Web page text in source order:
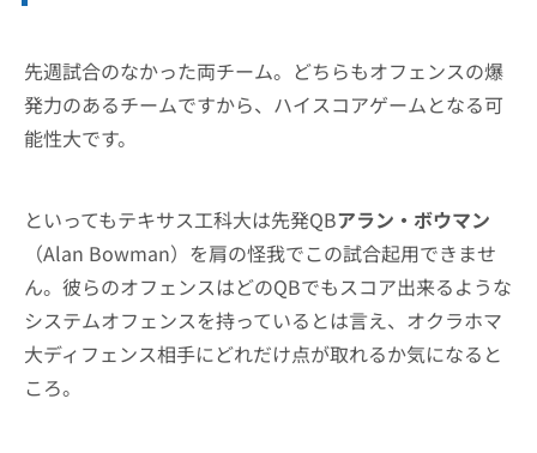
先週試合のなかった両チーム。どちらもオフェンスの爆
発力のあるチームですから、ハイスコアゲームとなる可
能性大です。
といってもテキサス工科大は先発QBアラン・ボウマン
（Alan Bowman）を肩の怪我でこの試合起用できませ
ん。彼らのオフェンスはどのQBでもスコア出来るような
システムオフェンスを持っているとは言え、オクラホマ
大ディフェンス相手にどれだけ点が取れるか気になると
ころ。